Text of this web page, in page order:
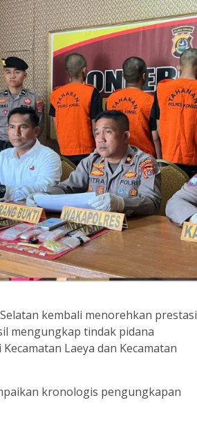
kembali menorehkan prestasi
mengungkap tindak pidana
Laeya dan Kecamatan
kronologis pengungkapan